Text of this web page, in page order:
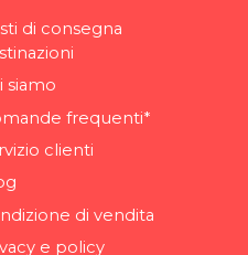
di consegna
siamo
frequenti*
clienti
di vendita
e policy